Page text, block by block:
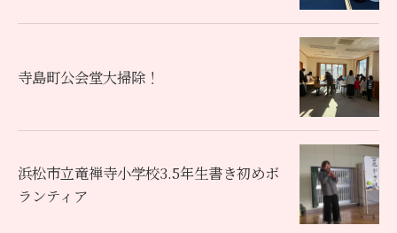
寺島町公会堂大掃除！
浜松市立竜禅寺小学校3.5年生書き初めボ
ランティア